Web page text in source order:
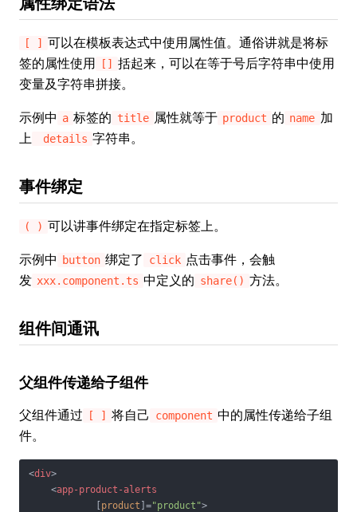
[ ]
可以在模板表达式中使用属性值。通俗讲就是将标
签的属性使用
[]
括起来，可以在等于号后字符串中使用
变量及字符串拼接。
示例中 a 标签的 title 属性就等于 product 的 name 加
上
details 字符串。
事件绑定
( ) 可以讲事件绑定在指定标签上。
示例中 button 绑定了 click 点击事件，会触
发 xxx.component.ts 中定义的 share() 方法。
组件间通讯
父组件传递给子组件
父组件通过 [ ] 将自己 component 中的属性传递给子组
件。
<div>
<app-product-alerts
product ]="product">